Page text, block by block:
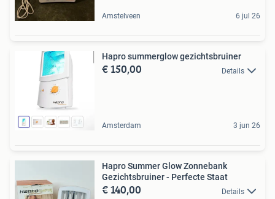
Amstelveen 6 jul 26
Hapro summerglow gezichtsbruiner
€ 150,00 Details
Amsterdam 3 jun 26
Hapro Summer Glow Zonnebank
Gezichtsbruiner - Perfecte Staat
€ 140,00 Details